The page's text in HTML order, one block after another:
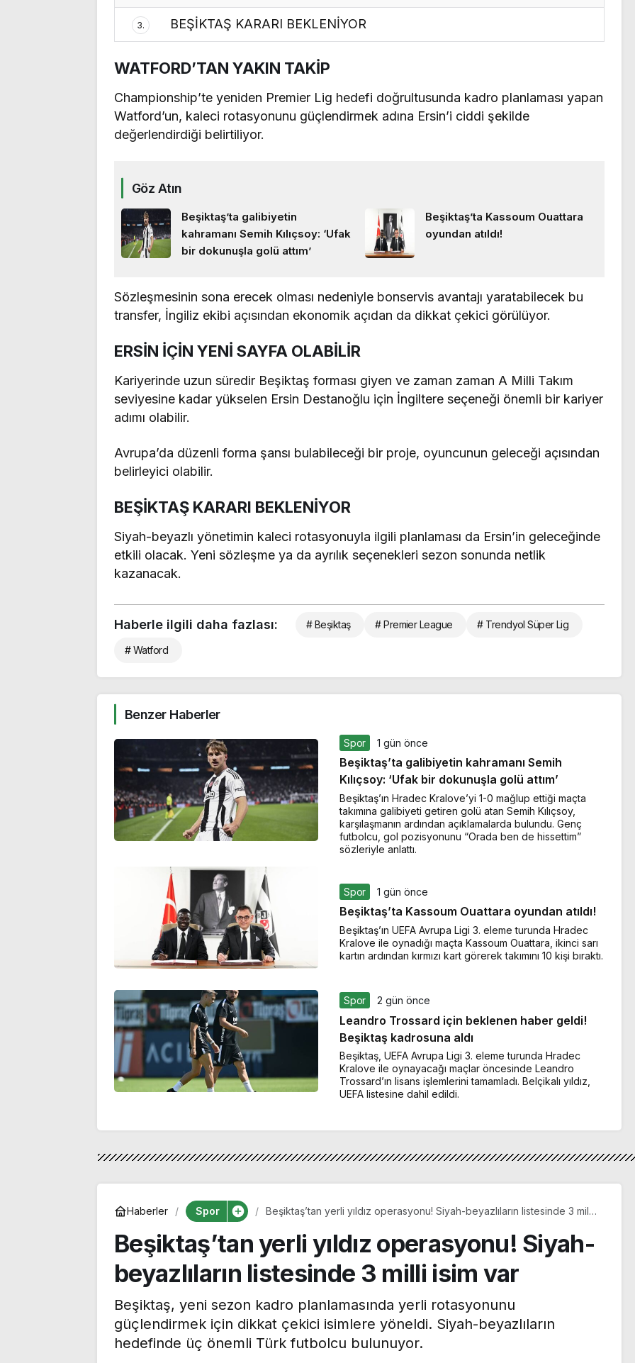
3. BEŞİKTAŞ KARARI BEKLENİYOR
WATFORD’TAN YAKIN TAKİP
Championship’te yeniden Premier Lig hedefi doğrultusunda kadro planlaması yapan
Watford’un, kaleci rotasyonunu güçlendirmek adına Ersin’i ciddi şekilde
değerlendirdiği belirtiliyor.
Göz Atın
Beşiktaş’ta galibiyetin
kahramanı Semih Kılıçsoy: ‘Ufak
bir dokunuşla golü attım’
Beşiktaş’ta Kassoum Ouattara
oyundan atıldı!
Sözleşmesinin sona erecek olması nedeniyle bonservis avantajı yaratabilecek bu
transfer, İngiliz ekibi açısından ekonomik açıdan da dikkat çekici görülüyor.
ERSİN İÇİN YENİ SAYFA OLABİLİR
Kariyerinde uzun süredir Beşiktaş forması giyen ve zaman zaman A Milli Takım
seviyesine kadar yükselen Ersin Destanoğlu için İngiltere seçeneği önemli bir kariyer
adımı olabilir.
Avrupa’da düzenli forma şansı bulabileceği bir proje, oyuncunun geleceği açısından
belirleyici olabilir.
BEŞİKTAŞ KARARI BEKLENİYOR
Siyah-beyazlı yönetimin kaleci rotasyonuyla ilgili planlaması da Ersin’in geleceğinde
etkili olacak. Yeni sözleşme ya da ayrılık seçenekleri sezon sonunda netlik
kazanacak.
Haberle ilgili daha fazlası: # Beşiktaş # Premier League # Trendyol Süper Lig
# Watford
Benzer Haberler
Spor 1 gün önce
Beşiktaş’ta galibiyetin kahramanı Semih
Kılıçsoy: ‘Ufak bir dokunuşla golü attım’
Beşiktaş’ın Hradec Kralove’yi 1-0 mağlup ettiği maçta
takımına galibiyeti getiren golü atan Semih Kılıçsoy,
karşılaşmanın ardından açıklamalarda bulundu. Genç
futbolcu, gol pozisyonunu “Orada ben de hissettim”
sözleriyle anlattı.
Spor 1 gün önce
Beşiktaş’ta Kassoum Ouattara oyundan atıldı!
Beşiktaş’ın UEFA Avrupa Ligi 3. eleme turunda Hradec
Kralove ile oynadığı maçta Kassoum Ouattara, ikinci sarı
kartın ardından kırmızı kart görerek takımını 10 kişi bıraktı.
Spor 2 gün önce
Leandro Trossard için beklenen haber geldi!
Beşiktaş kadrosuna aldı
Beşiktaş, UEFA Avrupa Ligi 3. eleme turunda Hradec
Kralove ile oynayacağı maçlar öncesinde Leandro
Trossard’ın lisans işlemlerini tamamladı. Belçikalı yıldız,
UEFA listesine dahil edildi.
Haberler Spor
Beşiktaş’tan yerli yıldız operasyonu! Siyah-beyazlıların listesinde 3 milli
Beşiktaş’tan yerli yıldız operasyonu! Siyah-
beyazlıların listesinde 3 milli isim var
Beşiktaş, yeni sezon kadro planlamasında yerli rotasyonunu
güçlendirmek için dikkat çekici isimlere yöneldi. Siyah-beyazlıların
hedefinde üç önemli Türk futbolcu bulunuyor.